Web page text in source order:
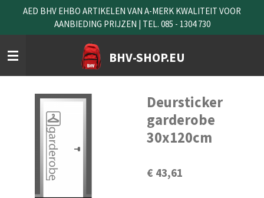
naar
de
hoofdinhoud
BHV-SHOP.EU
AED BHV EHBO ARTIKELEN VAN A-MERK KWALITEIT VOOR
AANBIEDING PRIJZEN | TEL. 085 - 1304 730
Deursticker
garderobe
30x120cm
€ 43,61